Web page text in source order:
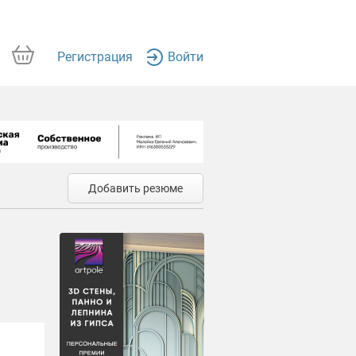
Регистрация Войти
Добавить резюме